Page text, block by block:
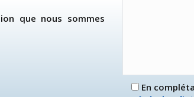
que nous sommes
En